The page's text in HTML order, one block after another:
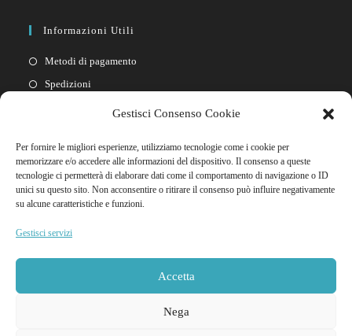
Gestisci Consenso Cookie
Per fornire le migliori esperienze, utilizziamo tecnologie come i cookie per
memorizzare e/o accedere alle informazioni del dispositivo. Il consenso a queste
tecnologie ci permetterà di elaborare dati come il comportamento di navigazione o ID
unici su questo sito. Non acconsentire o ritirare il consenso può influire negativamente
su alcune caratteristiche e funzioni.
Gestisci servizi
Accetta
Nega
Informazioni Utili
Metodi di pagamento
Spedizioni
Cookie policy
Link Rapidi